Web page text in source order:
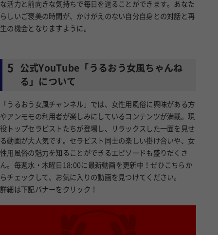
な活力と前向きな気持ちで毎日を送ることができます。あなた
らしいご褒美の時間が、かけがえのない自分自身との対話と再
生の機会となりますように。
5
公式YouTube「うるおう女風ちゃんね
る」について
「うるおう女風チャンネル」では、女性用風俗に興味がある方
やアンモモの利用者が楽しみにしているコンテンツが満載。現
役トップセラピストたちが登場し、リラックスした一面を見せ
る動画が大人気です。セラピスト同士の楽しい掛け合いや、女
性用風俗の魅力を知ることができるエピソードも盛りだくさ
ん。毎週水・木曜日18:00に最新動画を更新中！ぜひこちらか
らチェックして、お気に入りの動画を見つけてください。
詳細は下記バナーをクリック！